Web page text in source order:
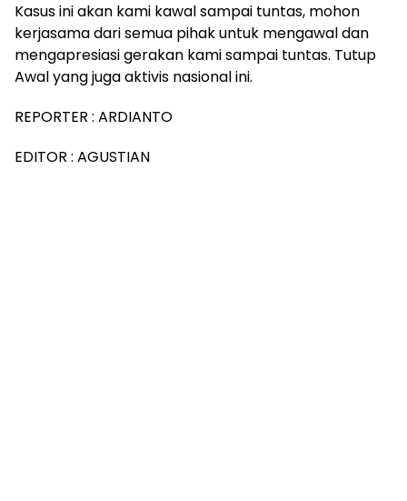
Kasus ini akan kami kawal sampai tuntas, mohon
kerjasama dari semua pihak untuk mengawal dan
mengapresiasi gerakan kami sampai tuntas. Tutup
Awal yang juga aktivis nasional ini.
REPORTER : ARDIANTO
EDITOR : AGUSTIAN